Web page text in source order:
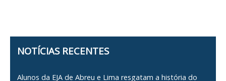
NOTÍCIAS RECENTES
Alunos da EJA de Abreu e Lima resgatam a história do